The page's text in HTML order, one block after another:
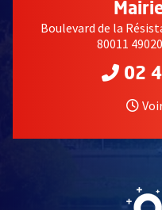
Boulevard de la
80011
02